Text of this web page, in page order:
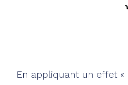
En appliquant un effet «